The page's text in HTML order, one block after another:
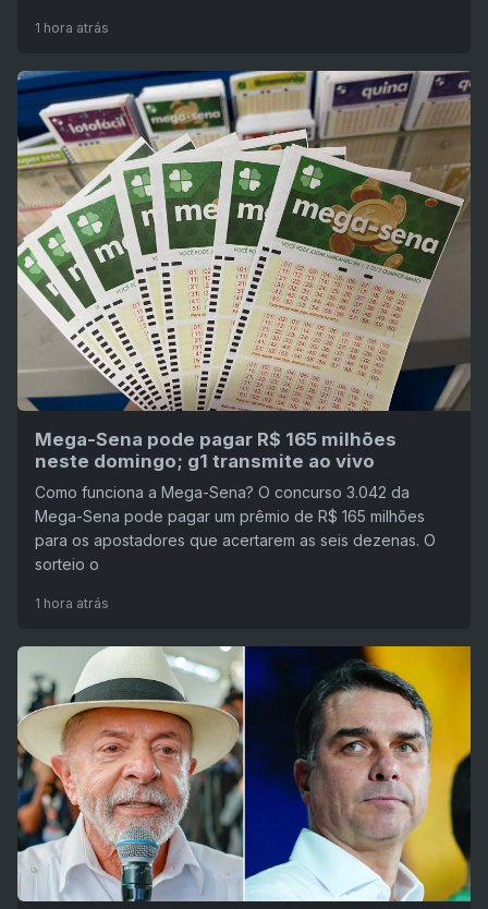
1 hora atrás
Mega-Sena pode pagar R$ 165 milhões
neste domingo; g1 transmite ao vivo
Como funciona a Mega-Sena? O concurso 3.042 da
Mega-Sena pode pagar um prêmio de R$ 165 milhões
para os apostadores que acertarem as seis dezenas. O
sorteio o
1 hora atrás